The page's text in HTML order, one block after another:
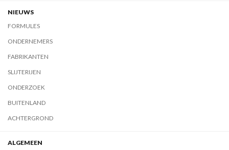
NIEUWS
FORMULES
ONDERNEMERS
FABRIKANTEN
SLIJTERIJEN
ONDERZOEK
BUITENLAND
ACHTERGROND
ALGEMEEN